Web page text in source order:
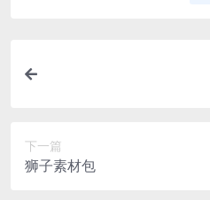
下一篇
狮子素材包